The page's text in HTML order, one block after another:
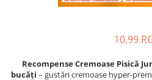
Perii & Piepteni
Cuști și Genți
10,99
Recompense Cremoase Pisică
bucăți – gustări cremoase hyper-